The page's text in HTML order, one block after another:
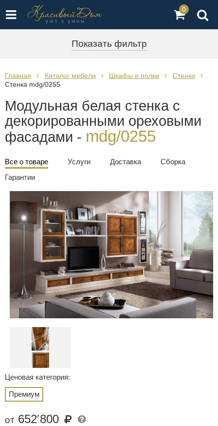
0
Показать фильтр
Главная Каталог мебели Шкафы и полки
Стенки
Стенка mdg/0255
Модульная белая стенка с
декорированными ореховыми
фасадами - mdg/0255
Все о товаре Услуги Доставка
Сборка
Гарантии
Ценовая категория:
Премиум
от 652′800